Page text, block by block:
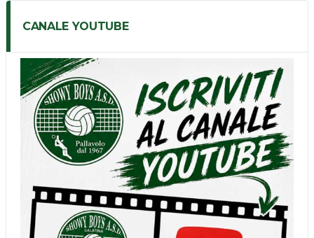
CANALE YOUTUBE